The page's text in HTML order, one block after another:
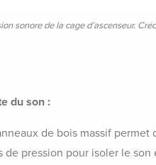
sonore de la cage d’ascenseur.
du son :
de bois massif
de pression pour isoler le